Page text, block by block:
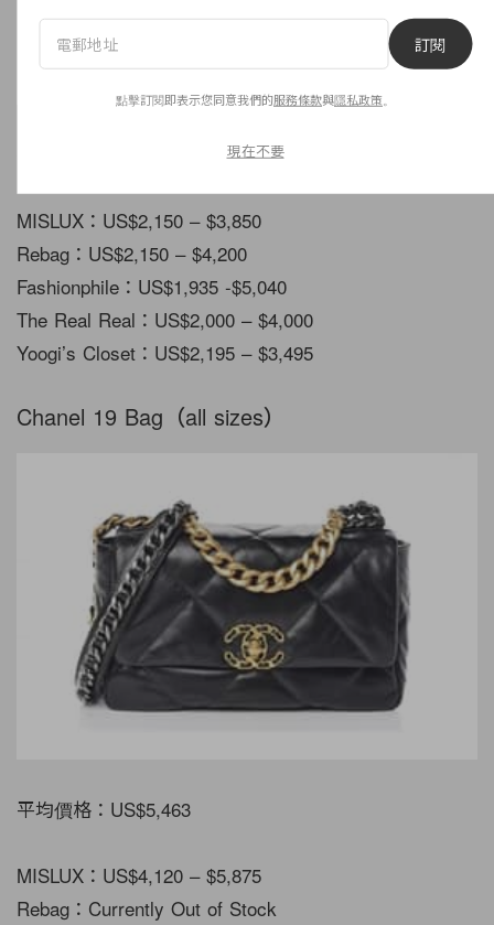
MISLUX：US$2,150 – $3,850
Rebag：US$2,150 – $4,200
Fashionphile：US$1,935 -$5,040
The Real Real：US$2,000 – $4,000
Yoogi’s Closet：US$2,195 – $3,495
Chanel 19 Bag（all sizes）
平均價格：US$5,463
MISLUX：US$4,120 – $5,875
Rebag：Currently Out of Stock
訂閱
點擊訂閱即表示您同意我們的服務條款與隱私政策
現在不要